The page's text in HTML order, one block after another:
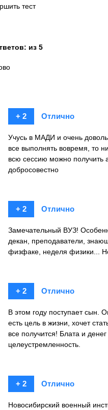
тест
из 5
+ 2 Отлично
Учусь в МАДИ и очень
все выполнять вовремя, то
всю сессию можно получить
добросовестно
+ 2 Отлично
Замечательный ВУЗ!
декан, преподаватели,
физфаке, неделя физики...
+ 2 Отлично
В этом году поступает сын.
есть цель в жизни, хочет
все получится! Блата и
целеустремленность.
+ 2 Отлично
Новосибирский военный